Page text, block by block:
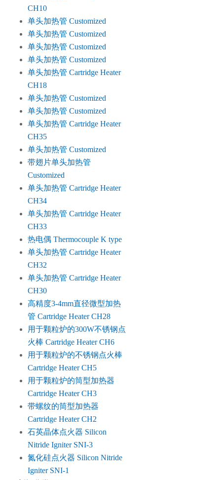
CH10
单头加热管 Customized
单头加热管 Customized
单头加热管 Customized
单头加热管 Customized
单头加热管 Cartridge Heater
CH18
单头加热管 Customized
单头加热管 Customized
单头加热管 Cartridge Heater
CH35
单头加热管 Customized
带翅片单头加热管
Customized
单头加热管 Cartridge Heater
CH34
单头加热管 Cartridge Heater
CH33
热电偶 Thermocouple K type
单头加热管 Cartridge Heater
CH32
单头加热管 Cartridge Heater
CH30
高精度3-4mm直径微型加热
管 Cartridge Heater CH28
用于颗粒炉的300W不锈钢点
火棒 Cartridge Heater CH6
用于颗粒炉的不锈钢点火棒
Cartridge Heater CH5
用于颗粒炉的筒型加热器
Cartridge Heater CH3
带螺纹的筒型加热器
Cartridge Heater CH2
石英晶体点火器 Silicon
Nitride Igniter SNI-3
氮化硅点火器 Silicon Nitride
Igniter SNI-1